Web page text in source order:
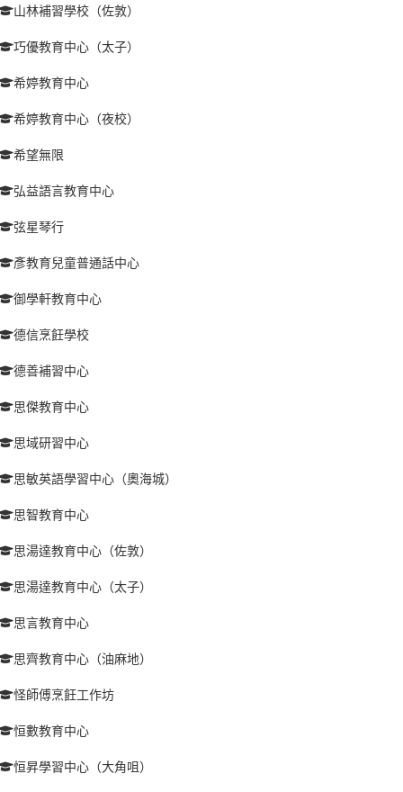
山林補習學校（佐敦）
巧優教育中心（太子）
希婷教育中心
希婷教育中心（夜校）
希望無限
弘益語言教育中心
弦星琴行
彥教育兒童普通話中心
御學軒教育中心
德信烹飪學校
德善補習中心
思傑教育中心
思域研習中心
思敏英語學習中心（奧海城）
思智教育中心
思湯達教育中心（佐敦）
思湯達教育中心（太子）
思言教育中心
思齊教育中心（油麻地）
怪師傅烹飪工作坊
恒數教育中心
恒昇學習中心（大角咀）